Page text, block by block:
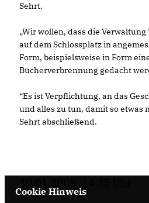
Sehrt.
Wir wollen, dass die Verwaltung
auf dem Schlossplatz in
Form, beispielsweise in Form
Bücherverbrennung gedacht
“Es ist Verpflichtung, an das
und alles zu tun, damit so etwas
Sehrt abschließend.
Cookie Hinweis